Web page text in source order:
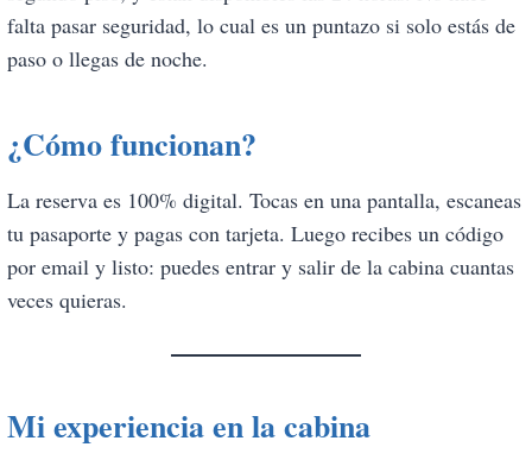
falta pasar seguridad, lo cual es un puntazo si solo estás de
paso o llegas de noche.
¿Cómo funcionan?
La reserva es 100% digital. Tocas en una pantalla, escaneas
tu pasaporte y pagas con tarjeta. Luego recibes un código
por email y listo: puedes entrar y salir de la cabina cuantas
veces quieras.
Mi experiencia en la cabina